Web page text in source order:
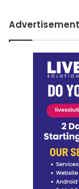
Advertisement